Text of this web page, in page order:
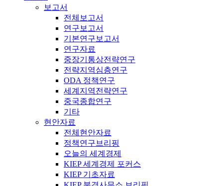
보고서
전체보고서
연구보고서
기본연구보고서
연구자료
중장기통상전략연구
전략지역심층연구
ODA 정책연구
세계지역전략연구
중국종합연구
기타
현안자료
전체현안자료
정책연구브리핑
오늘의 세계경제
KIEP 세계경제 포커스
KIEP 기초자료